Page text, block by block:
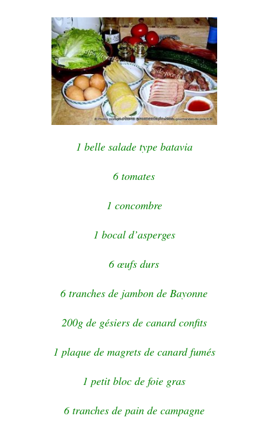
1 belle salade type batavia
6 tomates
1 concombre
1 bocal d’asperges
6 œufs durs
6 tranches de jambon de Bayonne
200g de gésiers de canard confits
1 plaque de magrets de canard fumés
1 petit bloc de foie gras
6 tranches de pain de campagne